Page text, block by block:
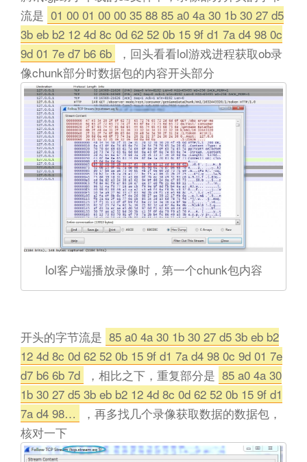
流是 01 00 01 00 00 35 88 85 a0 4a 30 1b 30 27 d5
3b eb b2 12 4d 8c 0d 62 52 0b 15 9f d1 7a d4 98 0c
9d 01 7e d7 b6 6b
，回头看看lol游戏进程获取ob录
像chunk部分时数据包的内容开头部分
lol客户端播放录像时，第一个chunk包内容
开头的字节流是 85 a0 4a 30 1b 30 27 d5 3b eb b2
12 4d 8c 0d 62 52 0b 15 9f d1 7a d4 98 0c 9d 01 7e
d7 b6 6b 7d
，相比之下，重复部分是 85 a0 4a 30
1b 30 27 d5 3b eb b2 12 4d 8c 0d 62 52 0b 15 9f d1
7a d4 98…
，再多找几个录像获取数据的数据包，
核对一下